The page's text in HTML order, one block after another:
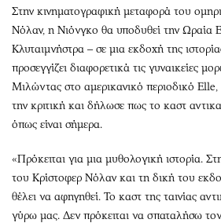
Στην κινηματογραφική μεταφορά του
Νόλαν, η Νιόνγκο θα υποδυθεί την Ωραία
Κλυταιμνήστρα – σε μια εκδοχή της
προσεγγίζει διαφορετικά τις γυναικείες
Μιλώντας στο αμερικανικό περιοδικό
την κριτική και δήλωσε πως το καστ
όπως είναι σήμερα.
«Πρόκειται για μια μυθολογική ιστορία.
του Κρίστοφερ Νόλαν και τη δική του
θέλει να αφηγηθεί. Το καστ της ταινίας
γύρω μας. Δεν πρόκειται να σπαταλήσω